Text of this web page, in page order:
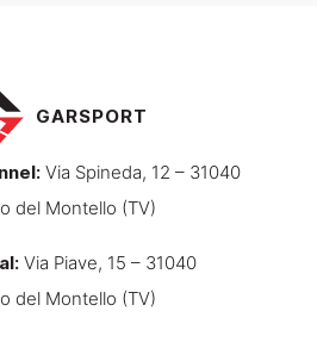
GARSPORT
: Via Spineda, 12 – 31040
del Montello (TV)
: Via Piave, 15 – 31040
del Montello (TV)